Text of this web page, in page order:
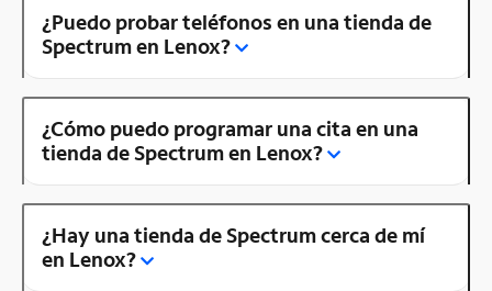
¿Puedo probar teléfonos en una tienda de
Spectrum en Lenox?
¿Cómo puedo programar una cita en una
tienda de Spectrum en Lenox?
¿Hay una tienda de Spectrum cerca de mí
en Lenox?